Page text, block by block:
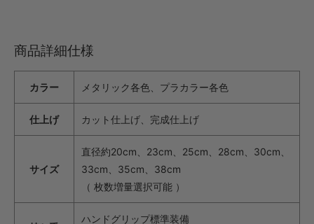
商品詳細仕様
カラー メタリック各色、プラカラー各色
仕上げ カット仕上げ、完成仕上げ
サイズ
直径約20cm、23cm、25cm、28cm、30cm、
33cm、35cm、38cm
（ 枚数増量選択可能 ）
ハンドグリップ標準装備